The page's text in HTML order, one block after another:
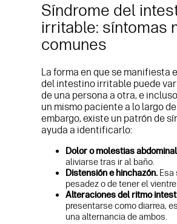
Síndrome del
irritable: síntomas
comunes
La forma en que se manifiesta
del intestino irritable puede
de una persona a otra, e
un mismo paciente a lo largo
embargo, existe un patrón de
ayuda a identificarlo:
Dolor o molestias
aliviarse tras ir al baño.
Distensión e hinchazón. Esa
pesadez o de tener el
Alteraciones del ritmo
presentarse como diarrea,
una alternancia de ambos.